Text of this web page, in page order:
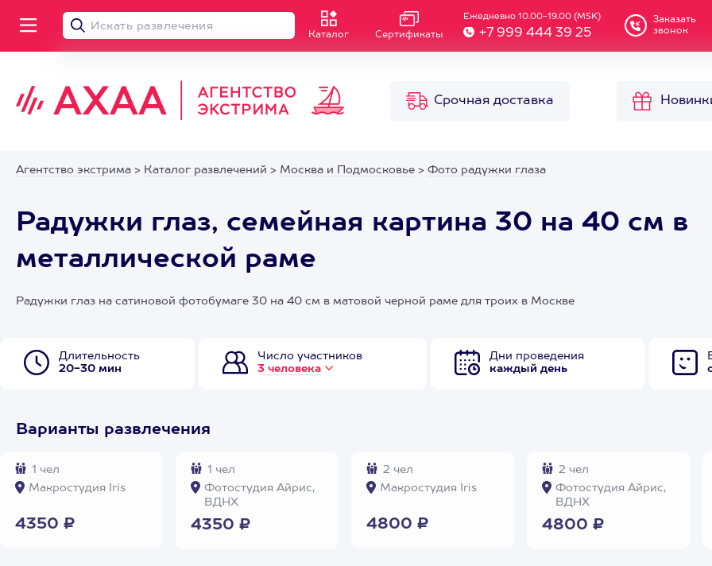
Каталог Сертификаты
Ежедневно 10.00-19.00 (MSK)
+7 999 444 39 25
Заказать
звонок
Срочная доставка
Агентство экстрима > Каталог развлечений > Москва и Подмосковье > Фото радужки глаза
Радужки глаз, семейная картина 30 на 40 см в
металлической раме
Радужки глаз на сатиновой фотобумаге 30 на 40 см в матовой черной раме для троих в Москве
Длительность
20-30 мин
Число участников
3 человека
Дни проведения
каждый день
Варианты развлечения
1 чел
Макростудия Iris
4350 ₽
1 чел
Фотостудия Айрис,
ВДНХ
4350 ₽
2 чел
Макростудия Iris
4800 ₽
2 чел
Фотостудия Айрис,
ВДНХ
4800 ₽